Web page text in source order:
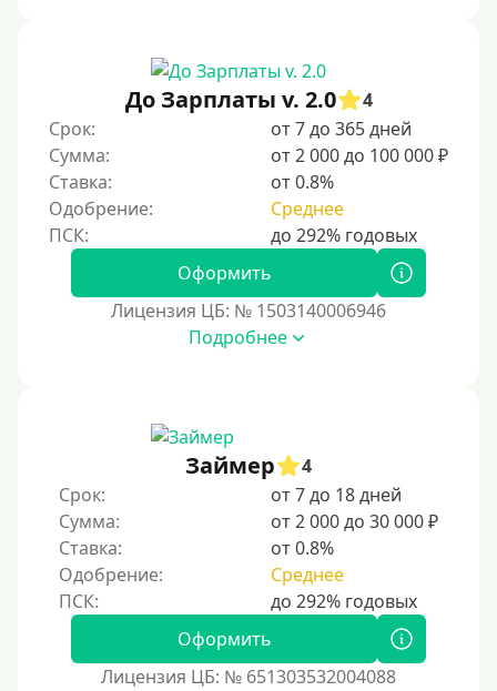
Для закрытия прочих кредитных обязательств
До зарплаты
Для ИП
Для бизнеса
Документы
По водительскому удостоверению
Без СНИЛСа
По паспорту
Без паспорта
По фото
Без подтверждения дохода
До Зарплаты v. 2.0
4
Срок:
от 7 до 365 дней
Сумма:
от 2 000 до 100 000 ₽
Ставка:
от 0.8%
Одобрение:
Среднее
Оформить
Лицензия ЦБ: № 1503140006946
Подробнее
Займер
4
Срок:
от 7 до 18 дней
Сумма:
от 2 000 до 30 000 ₽
Ставка:
от 0.8%
Одобрение:
Среднее
Оформить
Лицензия ЦБ: № 651303532004088